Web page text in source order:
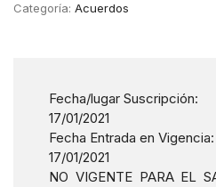
Categoría: Acuerdos
Fecha/lugar Suscripción:
17/01/2021
Fecha Entrada en Vigencia:
17/01/2021
NO VIGENTE PARA EL